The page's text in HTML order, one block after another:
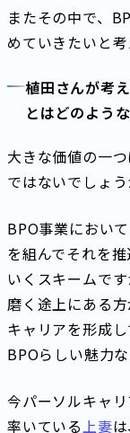
またその中で、
めていきたいと考
植田さんが考
とはどのよう
大きな価値の一
ではないでしょう
BPO事業におい
を組んでそれを
いくスキームで
磨く途上にある
キャリアを形成
BPOらしい魅力
今パーソルキャ
率いている上妻